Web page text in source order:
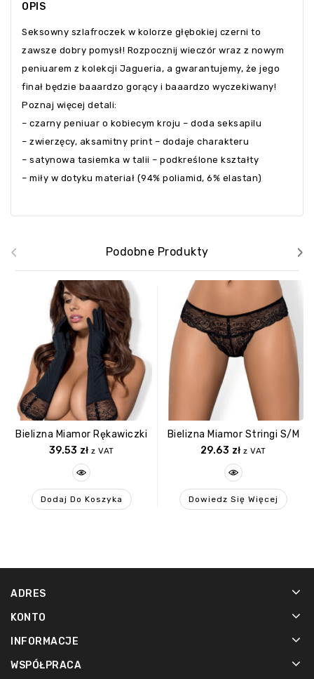
OPIS
Seksowny szlafroczek w kolorze głębokiej czerni to
zawsze dobry pomysł! Rozpocznij wieczór wraz z nowym
peniuarem z kolekcji Jagueria, a gwarantujemy, że jego
finał będzie baaardzo gorący i baaardzo wyczekiwany!
Poznaj więcej detali:
– czarny peniuar o kobiecym kroju – doda seksapilu
– zwierzęcy, aksamitny print – dodaje charakteru
– satynowa tasiemka w talii – podkreślone kształty
– miły w dotyku materiał (94% poliamid, 6% elastan)
Podobne Produkty
Bielizna Miamor Rękawiczki
39.53 zł z VAT
Dodaj Do Koszyka
Bielizna Miamor Stringi S/M
29.63 zł z VAT
Dowiedz Się Więcej
‹ ›
ADRES
KONTO
INFORMACJE
WSPÓŁPRACA